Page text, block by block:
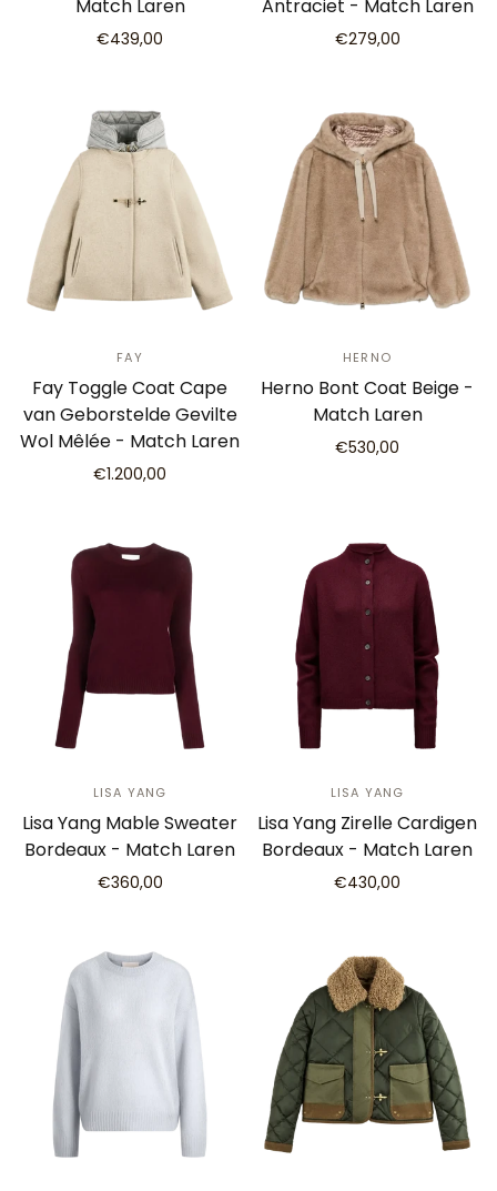
Match Laren
€439,00
Antraciet - Match Laren
€279,00
FAY
Fay Toggle Coat Cape
van Geborstelde Gevilte
Wol Mêlée - Match Laren
€1.200,00
HERNO
Herno Bont Coat Beige -
Match Laren
€530,00
LISA YANG
Lisa Yang Mable Sweater
Bordeaux - Match Laren
€360,00
LISA YANG
Lisa Yang Zirelle Cardigen
Bordeaux - Match Laren
€430,00